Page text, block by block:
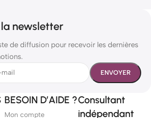
la newsletter
de diffusion pour recevoir les dernières
BESOIN D’AIDE ?
Mon compte
Consultant
indépendant